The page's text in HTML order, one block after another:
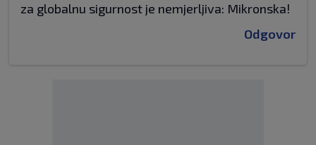
za globalnu sigurnost je nemjerljiva: Mikronska!
Odgovor